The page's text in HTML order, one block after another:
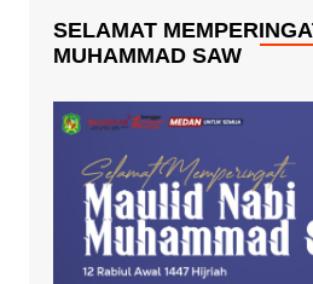
SELAMAT
MUHAMMAD SAW